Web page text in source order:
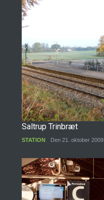
Saltrup Trinbræt
STATION Den 21. oktober 2009